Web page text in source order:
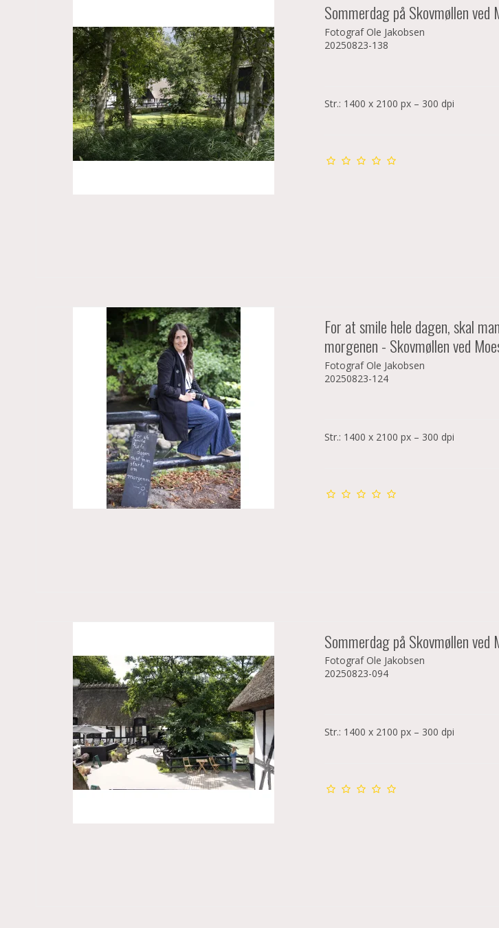
Sommerdag på Skovmøllen ved
Fotograf Ole Jakobsen
20250823-138
Str.: 1400 x 2100 px – 300 dpi
For at smile hele dagen, skal
morgenen - Skovmøllen ved
Fotograf Ole Jakobsen
20250823-124
Str.: 1400 x 2100 px – 300 dpi
Sommerdag på Skovmøllen ved
Fotograf Ole Jakobsen
20250823-094
Str.: 1400 x 2100 px – 300 dpi